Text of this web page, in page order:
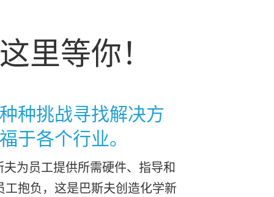
里等你！
种挑战寻找解决方
于各个行业。
为员工提供所需硬件、指导和
抱负，这是巴斯夫创造化学新